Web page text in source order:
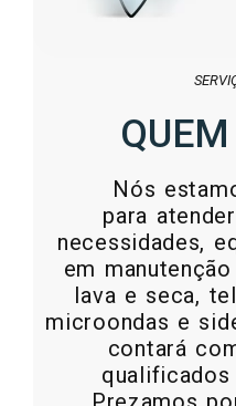
Nós
para
necessidades,
em
lava e seca,
microondas e
contará